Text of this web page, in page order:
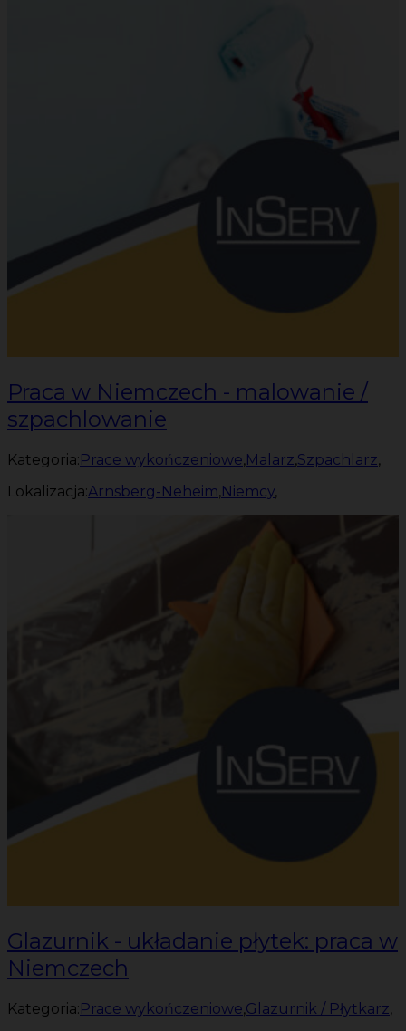
Praca w Niemczech - malowanie /
szpachlowanie
Kategoria: Prace wykończeniowe,Malarz,Szpachlarz,
Lokalizacja:Arnsberg-Neheim,Niemcy,
Glazurnik - układanie płytek: praca w
Niemczech
Kategoria:Prace wykończeniowe,Glazurnik / Płytkarz,